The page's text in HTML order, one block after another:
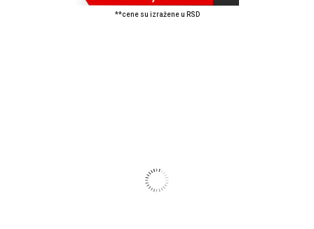
**cene su izražene u RSD